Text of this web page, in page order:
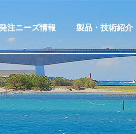
注ニーズ情報
発注ニーズ情報登録
発注ニーズ情報への応募
MACHIPLA
製品・技術紹介
製品・技術等紹介
製品技術情報登録